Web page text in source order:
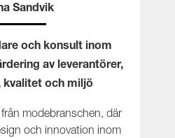
Sandvik
och konsult inom
av leverantörer,
kvalitet och miljö
modebranschen, där
och innovation inom